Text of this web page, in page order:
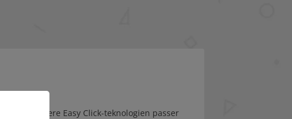
Takket være Easy Click-teknologien passer